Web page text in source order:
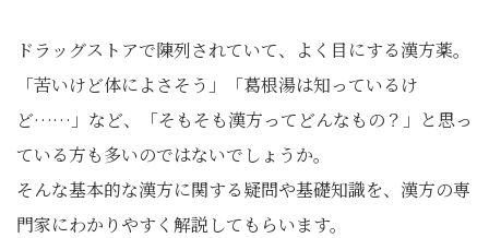
ドラッグストアで陳列されていて、よく目にする漢方薬。
「苦いけど体によさそう」「葛根湯は知っているけ
ど……」など、「そもそも漢方ってどんなもの？」と思っ
ている方も多いのではないでしょうか。
そんな基本的な漢方に関する疑問や基礎知識を、漢方の専
門家にわかりやすく解説してもらいます。